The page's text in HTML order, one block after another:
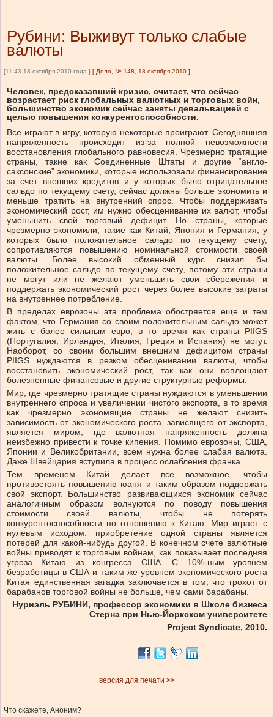
Рубини: Выживут только слабые
валюты
[11:43 18 октября 2010 года ] [ Дело, № 148, 18 октября 2010 ]
Человек, предсказавший кризис, считает, что сейчас
возрастает риск глобальных валютных и торговых войн,
большинство экономик сейчас заняты девальвацией с
целью повышения конкурентоспособности.
Все играют в игру, которую некоторые проиграют. Сегодняшняя
напряженность происходит из-за полной невозможности
восстановления глобального равновесия. Чрезмерно тратящие
страны, такие как Соединенные Штаты и другие “англо-
саксонские” экономики, которые использовали финансирование
за счет внешних кредитов и у которых было отрицательное
сальдо по текущему счету, сейчас должны больше экономить и
меньше тратить на внутренний спрос. Чтобы поддерживать
экономический рост, им нужно обесценивание их валют, чтобы
уменьшить свой торговый дефицит. Но страны, которые
чрезмерно экономили, такие как Китай, Япония и Германия, у
которых было положительное сальдо по текущему счету,
сопротивляются повышению номинальной стоимости своей
валюты. Более высокий обменный курс снизил бы
положительное сальдо по текущему счету, потому эти страны
не могут или не желают уменьшить свои сбережения и
поддержать экономический рост через более высокие затраты
на внутреннее потребление.
В пределах еврозоны эта проблема обостряется еще и тем
фактом, что Германия со своим положительным сальдо может
жить с более сильным евро, в то время как страны PIIGS
(Португалия, Ирландия, Италия, Греция и Испания) не могут.
Наоборот, со своим большим внешним дефицитом страны
PIIGS нуждаются в резком обесценивании валюты, чтобы
восстановить экономический рост, так как они воплощают
болезненные финансовые и другие структурные реформы.
Мир, где чрезмерно тратящие страны нуждаются в уменьшении
внутреннего спроса и увеличении чистого экспорта, в то время
как чрезмерно экономящие страны не желают снизить
зависимость от экономического роста, зависящего от экспорта,
является миром, где валютная напряженность должна
неизбежно привести к точке кипения. Помимо еврозоны, США,
Японии и Великобритании, всем нужна более слабая валюта.
Даже Швейцария вступила в процесс ослабления франка.
Тем временем Китай делает все возможное, чтобы
противостоять повышению юаня и таким образом поддержать
свой экспорт. Большинство развивающихся экономик сейчас
аналогичным образом волнуются по поводу повышения
стоимости своей валюты, чтобы не потерять
конкурентоспособности по отношению к Китаю. Мир играет с
нулевым исходом: приобретение одной страны является
потерей для какой-нибудь другой. В конечном счете валютные
войны приводят к торговым войнам, как показывает последняя
угроза Китаю из конгресса США. С 10%-ным уровнем
безработицы в США и таким же уровнем экономического роста
Китая единственная загадка заключается в том, что грохот от
барабанов торговой войны не больше, чем сами барабаны.
Нуриэль РУБИНИ, профессор экономики в Школе бизнеса
Стерна при Нью-Йоркском университете
Project Syndicate, 2010.
версия для печати >>
Что скажете, Аноним?